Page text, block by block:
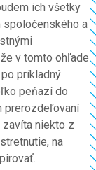
ich všetky
spoločenského a
v tomto ohľade
príkladný
peňazí do
prerozdeľovaní
zavíta niekto z
na